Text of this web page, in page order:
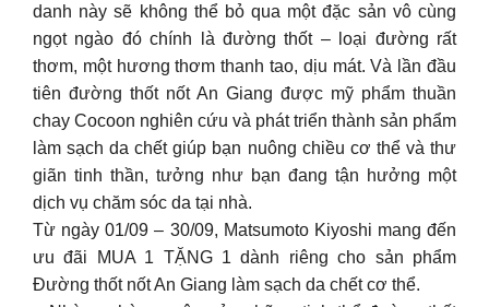
danh này sẽ không thể bỏ qua một đặc sản vô cùng
ngọt ngào đó chính là đường thốt – loại đường rất
thơm, một hương thơm thanh tao, dịu mát. Và lần đầu
tiên đường thốt nốt An Giang được mỹ phẩm thuần
chay Cocoon nghiên cứu và phát triển thành sản phẩm
làm sạch da chết giúp bạn nuông chiều cơ thể và thư
giãn tinh thần, tưởng như bạn đang tận hưởng một
dịch vụ chăm sóc da tại nhà.
Từ ngày 01/09 – 30/09, Matsumoto Kiyoshi mang đến
ưu đãi MUA 1 TẶNG 1 dành riêng cho sản phẩm
Đường thốt nốt An Giang làm sạch da chết cơ thể.